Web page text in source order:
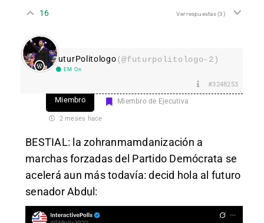
16 Ver respuestas(3)
FuturPolitologo(@futurpolitologo-2)
EM On
#3248253
Miembro Miembro de Ejecutiva
2 meses hace
BESTIAL: la zohranmamdanización a
marchas forzadas del Partido Demócrata se
acelerá aun más todavía: decid hola al futuro
senador Abdul: